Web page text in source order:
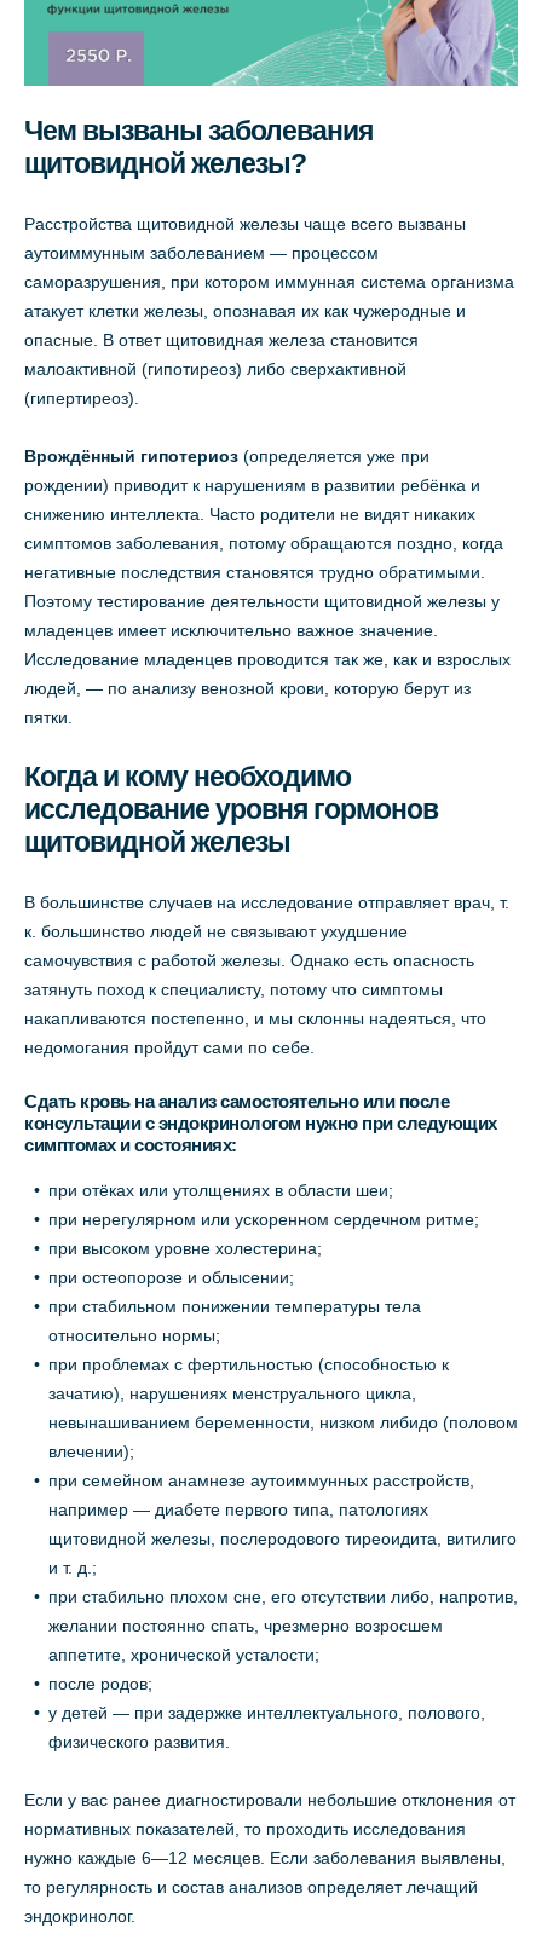
Чем вызваны заболевания
щитовидной железы?
Расстройства щитовидной железы чаще всего вызваны
аутоиммунным заболеванием — процессом
саморазрушения, при котором иммунная система организма
атакует клетки железы, опознавая их как чужеродные и
опасные. В ответ щитовидная железа становится
малоактивной (гипотиреоз) либо сверхактивной
(гипертиреоз).
Врождённый гипотериоз (определяется уже при
рождении) приводит к нарушениям в развитии ребёнка и
снижению интеллекта. Часто родители не видят никаких
симптомов заболевания, потому обращаются поздно, когда
негативные последствия становятся трудно обратимыми.
Поэтому тестирование деятельности щитовидной железы у
младенцев имеет исключительно важное значение.
Исследование младенцев проводится так же, как и взрослых
людей, — по анализу венозной крови, которую берут из
пятки.
Когда и кому необходимо
исследование уровня гормонов
щитовидной железы
В большинстве случаев на исследование отправляет врач, т.
к. большинство людей не связывают ухудшение
самочувствия с работой железы. Однако есть опасность
затянуть поход к специалисту, потому что симптомы
накапливаются постепенно, и мы склонны надеяться, что
недомогания пройдут сами по себе.
Сдать кровь на анализ самостоятельно или после
консультации с эндокринологом нужно при следующих
симптомах и состояниях:
при отёках или утолщениях в области шеи;
при нерегулярном или ускоренном сердечном ритме;
при высоком уровне холестерина;
при остеопорозе и облысении;
при стабильном понижении температуры тела
относительно нормы;
при проблемах с фертильностью (способностью к
зачатию), нарушениях менструального цикла,
невынашиванием беременности, низком либидо (половом
влечении);
при семейном анамнезе аутоиммунных расстройств,
например — диабете первого типа, патологиях
щитовидной железы, послеродового тиреоидита, витилиго
и т. д.;
при стабильно плохом сне, его отсутствии либо, напротив,
желании постоянно спать, чрезмерно возросшем
аппетите, хронической усталости;
после родов;
у детей — при задержке интеллектуального, полового,
физического развития.
Если у вас ранее диагностировали небольшие отклонения от
нормативных показателей, то проходить исследования
нужно каждые 6—12 месяцев. Если заболевания выявлены,
то регулярность и состав анализов определяет лечащий
эндокринолог.